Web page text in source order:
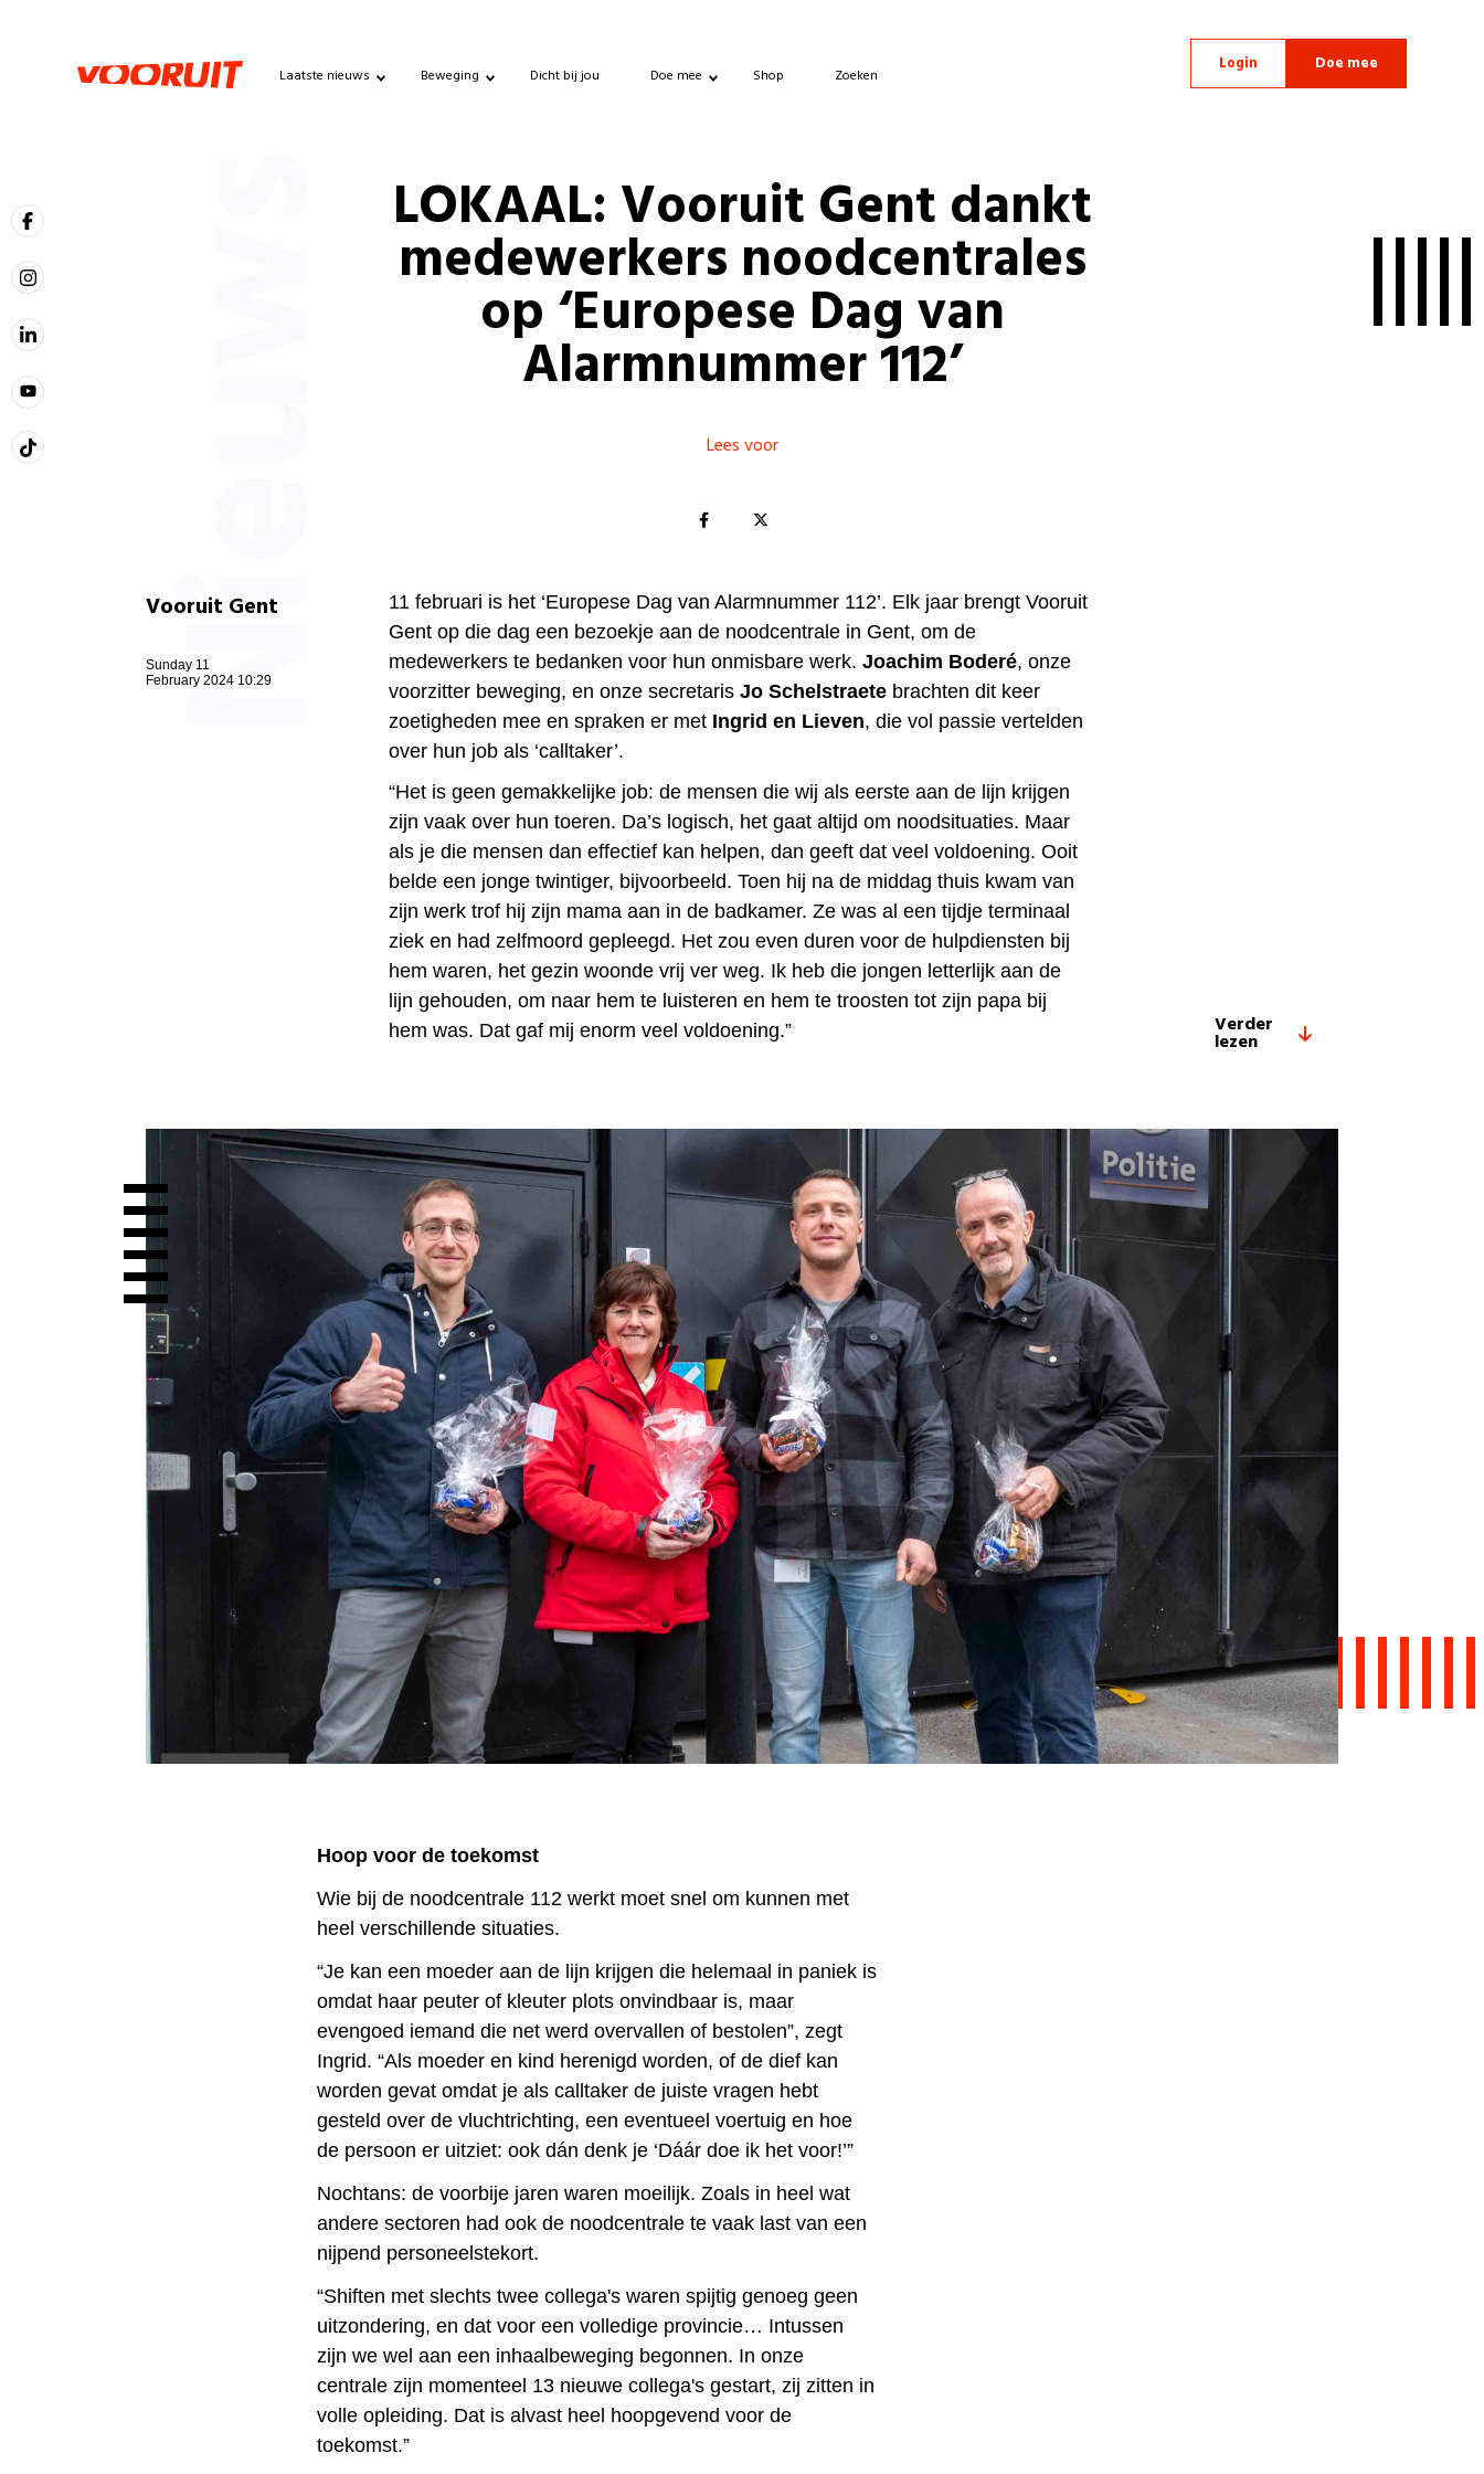
Laatste nieuws Beweging Dicht bij jou Doe mee Shop Zoeken
Login Doe mee
NieuwsLOKAAL: Vooruit Gent dankt
medewerkers noodcentrales
op ‘Europese Dag van
Alarmnummer 112’
Lees voor
Vooruit Gent
Sunday 11
February 2024 10:29
11 februari is het ‘Europese Dag van Alarmnummer 112’. Elk jaar brengt Vooruit
Gent op die dag een bezoekje aan de noodcentrale in Gent, om de
medewerkers te bedanken voor hun onmisbare werk. Joachim Boderé, onze
voorzitter beweging, en onze secretaris Jo Schelstraetebrachten dit keer
zoetigheden mee en spraken er met Ingrid en Lieven, die vol passie vertelden
over hun job als ‘calltaker’.
“Het is geen gemakkelijke job: de mensen die wij als eerste aan de lijn krijgen
zijn vaak over hun toeren. Da’s logisch, het gaat altijd om noodsituaties. Maar
als je die mensen dan effectief kan helpen, dan geeft dat veel voldoening. Ooit
belde een jonge twintiger, bijvoorbeeld. Toen hij na de middag thuis kwam van
zijn werk trof hij zijn mama aan in de badkamer. Ze was al een tijdje terminaal
ziek en had zelfmoord gepleegd. Het zou even duren voor de hulpdiensten bij
hem waren, het gezin woonde vrij ver weg. Ik heb die jongen letterlijk aan de
lijn gehouden, om naar hem te luisteren en hem te troosten tot zijn papa bij
hem was. Dat gaf mij enorm veel voldoening.”
Verder
lezen
Hoop voor de toekomst
Wie bij de noodcentrale 112 werkt moet snel om kunnen met
heel verschillende situaties.
“Je kan een moeder aan de lijn krijgen die helemaal in paniek is
omdat haar peuter of kleuter plots onvindbaar is, maar
evengoed iemand die net werd overvallen of bestolen”, zegt
Ingrid. “Als moeder en kind herenigd worden, of de dief kan
worden gevat omdat je als calltaker de juiste vragen hebt
gesteld over de vluchtrichting, een eventueel voertuig en hoe
de persoon er uitziet: ook dán denk je ‘Dáár doe ik het voor!’”
Nochtans: de voorbije jaren waren moeilijk. Zoals in heel wat
andere sectoren had ook de noodcentrale te vaak last van een
nijpend personeelstekort.
“Shiften met slechts twee collega's waren spijtig genoeg geen
uitzondering, en dat voor een volledige provincie… Intussen
zijn we wel aan een inhaalbeweging begonnen. In onze
centrale zijn momenteel 13 nieuwe collega's gestart, zij zitten in
volle opleiding. Dat is alvast heel hoopgevend voor de
toekomst.”